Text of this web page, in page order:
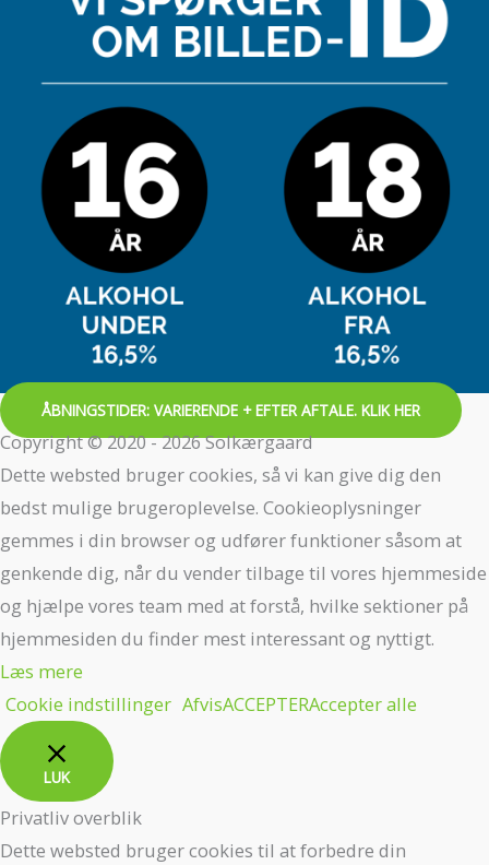
ÅBNINGSTIDER: VARIERENDE + EFTER AFTALE. KLIK HER
Copyright © 2020 - 2026 Solkærgaard
Dette websted bruger cookies, så vi kan give dig den
bedst mulige brugeroplevelse. Cookieoplysninger
gemmes i din browser og udfører funktioner såsom at
genkende dig, når du vender tilbage til vores hjemmeside
og hjælpe vores team med at forstå, hvilke sektioner på
hjemmesiden du finder mest interessant og nyttigt.
Læs mere
Cookie indstillinger AfvisACCEPTERAccepter alle
LUK
Privatliv overblik
Dette websted bruger cookies til at forbedre din